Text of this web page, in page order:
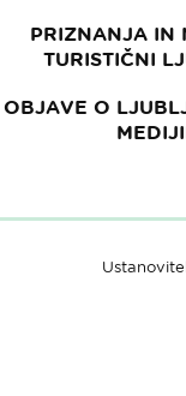
PRIZNANJA IN
TURISTIČNI
OBJAVE O